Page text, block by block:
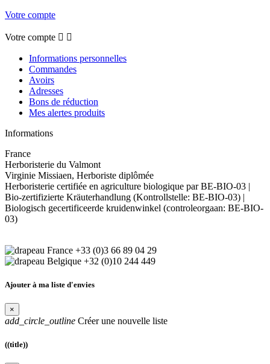
Votre compte
Votre compte  
Informations personnelles
Commandes
Avoirs
Adresses
Bons de réduction
Mes alertes produits
Informations
France
Herboristerie du Valmont
Virginie Missiaen, Herboriste diplômée
Herboristerie certifiée en agriculture biologique par BE-BIO-03 |
Bio-zertifizierte Kräuterhandlung (Kontrollstelle: BE-BIO-03) |
Biologisch gecertificeerde kruidenwinkel (controleorgaan: BE-BIO-
03)
+33 (0)3 66 89 04 29
+32 (0)10 244 449
Ajouter à ma liste d'envies
×
add_circle_outline Créer une nouvelle liste
((title))